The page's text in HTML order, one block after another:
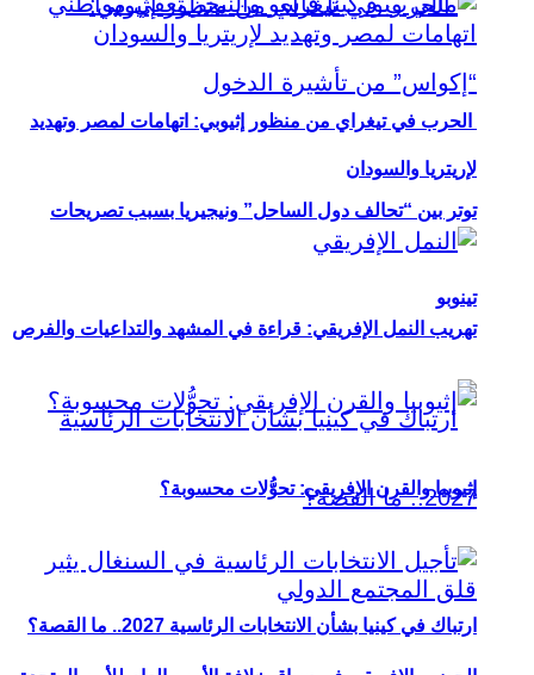
توتر بين “تحالف دول الساحل” ونيجيريا بسبب تصريحات
تينوبو
ارتباك في كينيا بشأن الانتخابات الرئاسية 2027.. ما القصة؟
الحرب في تيغراي من منظور إثيوبي: اتهامات لمصر وتهديد
لإريتريا والسودان
تهريب النمل الإفريقي: قراءة في المشهد والتداعيات والفرص
إثيوبيا والقرن الإفريقي: تحوُّلات محسوبة؟